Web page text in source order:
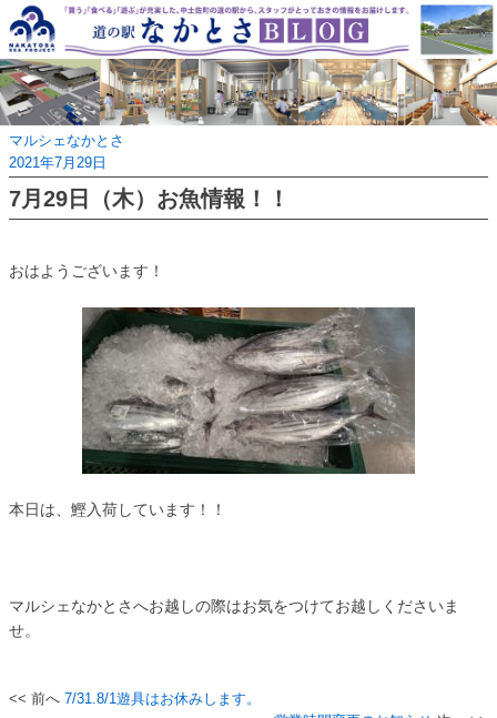
Skip
to
content
マルシェなかとさ
2021年7月29日
7月29日（木）お魚情報！！
おはようございます！
本日は、鰹入荷しています！！
マルシェなかとさへお越しの際はお気をつけてお越しくださいま
せ。
投
7/31.8/1遊具はお休みします。